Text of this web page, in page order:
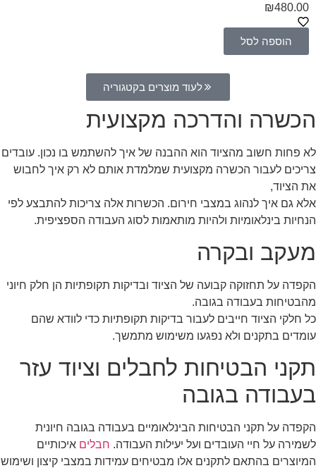
₪480.00
הוספה לסל
לעוד מוצרים בקטגוריה
הכשרה והדרכה מקצועית
לא פחות חשוב מהציוד הוא ההבנה של איך להשתמש בו נכון. עובדים
צריכים לעבור הכשרה מקצועית שמלמדת אותם לא רק איך לחבוש
את הציוד,
אלא גם איך לנהוג במצבי חירום. הכשרות אלה צריכות להתבצע לפי
הנחיות בינלאומיות ולהיות מותאמות לסוג העבודה הספציפית.
מעקב ובקרה
הקפדה על תחזוקה קבועה של הציוד ובדיקות תקופתיות הן חלק חיוני
מהבטיחות בעבודה בגובה.
כל חלקי הציוד חייבים לעבור בדיקות תקופתיות כדי לוודא שהם
עומדים בתקנים ולא נפגעו משימוש מתמשך.
תקני הבטיחות לחבלים וציוד עזר
בעבודה בגובה
הקפדה על תקני הבטיחות הבינלאומיים בעבודה בגובה חיונית
לשמירה על חיי העובדים ועל יעילות העבודה. חבלים איכותיים
המיוצרים בהתאם לתקנים אלו מבטיחים עמידות במצבי קיצון ושימוש